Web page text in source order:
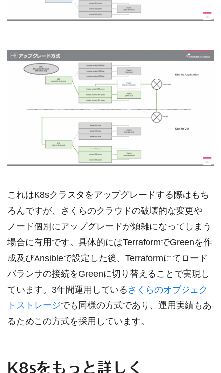
これはK8sクラスタをアップグレードする際はもち
ろんですが、さくらのクラウドの破壊的な変更や
ノード個別にアップグレードが煩雑になってしまう
場合に有用です。具体的にはTerraformでGreenを作
成及びAnsibleで設定した後、Terraformにてロード
バランサの接続をGreenに切り替えることで実現し
ています。3年間運用している さくらのオブジェク
トストレージでも同様の方式であり、運用実績もあ
るためこの方式を採用しています。
K8sをもっと詳しく